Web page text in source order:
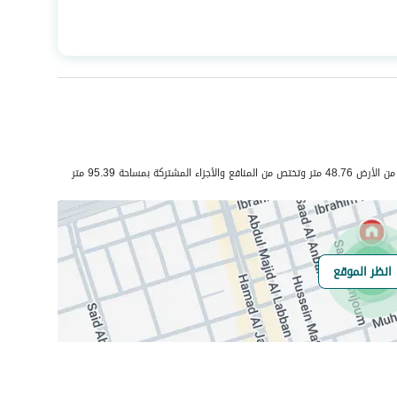
عدد الغرف
4
صرف صحي نعم
هل يوجد اي التزام
على العقار ؟
بمساحة 95.39 متر
انظر الموقع